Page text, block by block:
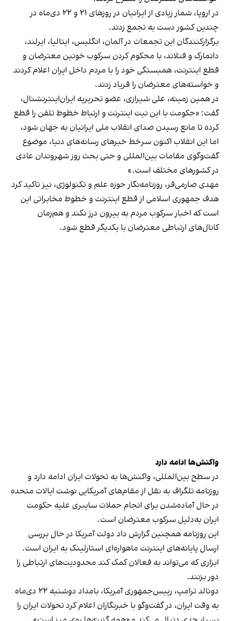
در اروپا، شمار زیادی از ایرانیان در روزهای ۲۱ و ۲۲ دی‌ماه در
چندین کشور دست به تجمع زدند.
برگزارکنندگان این تجمعات در آلمان، انگلیس، ایتالیا، ایرلند،
دانمارک و فنلاند، با محکوم کردن سرکوب خونین معترضان و
قطع اینترنت، همبستگی خود را با مردم داخل ایران اعلام کردند
و خواسته‌های معترضان را فریاد زدند.
در همین زمینه، علی شیرازی، عضو تحریریه ایران‌اینترنشنال،
گفت: «حکومت با این نیت اینترنت و ارتباط خطوط تلفن را قطع
کرده تا مانع رسیدن صدای انقلاب ملی ایرانیان به جهان شود،
اما این انقلاب اکنون سرخط خبرهای رسانه‌های دنیا، موضوع
گفت‌وگوی مقامات بین‌المللی و حتی بحث روز شهروندان عادی
در کشورهای مختلف است.»
مهدی صارمی‌فر، روزنامه‌نگار حوزه علم و تکنولوژی، نیز تاکید کرد
هدف جمهوری اسلامی از قطع اینترنت و خطوط مخابراتی این
است که اخبار سرکوب مردم به بیرون درز نکند و هم‌زمان
کانال‌های ارتباطی معترضان با یکدیگر قطع شود.
واکنش‌ها ادامه دارد
در سطح بین‌المللی، واکنش‌ها به تحولات ایران ادامه دارد و
روزنامه تلگراف به نقل از مقام‌های آمریکایی نوشت ایالات متحده
در حال آماده‌شدن برای انجام حملات سایبری علیه حکومت
ایران به‌دلیل سرکوب معترضان است.
این روزنامه همچنین گزارش داد دولت آمریکا در حال بررسی
ارسال پایانه‌های اینترنت ماهواره‌ای استارلینک به ایران است.
ابزاری که می‌تواند به فعالان کمک کند محدودیت‌های ارتباطی را
دور بزنند.
دونالد ترامپ، رییس‌جمهوری آمریکا، بامداد دوشنبه ۲۲ دی‌ماه
به وقت ایران، در گفت‌وگو با خبرنگاران اعلام کرد تحولات ایران را